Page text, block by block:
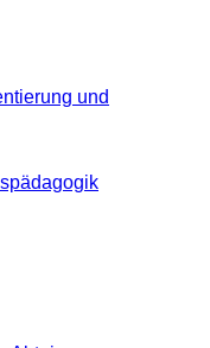
und